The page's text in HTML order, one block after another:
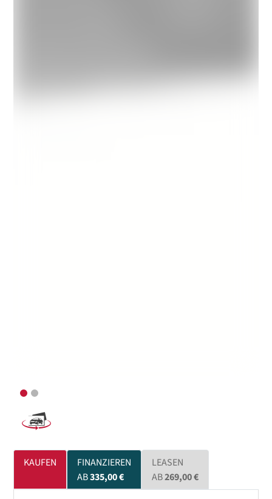
KAUFEN
FINANZIEREN
AB335,00 €
LEASEN
AB269,00 €